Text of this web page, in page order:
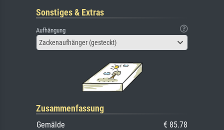
Sonstiges & Extras
Aufhängung
Zackenaufhänger (gesteckt)
Zusammenfassung
Gemälde
€ 85.78